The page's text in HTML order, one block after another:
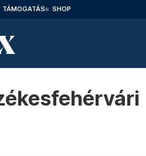
TÁMOGATÁS SHOP